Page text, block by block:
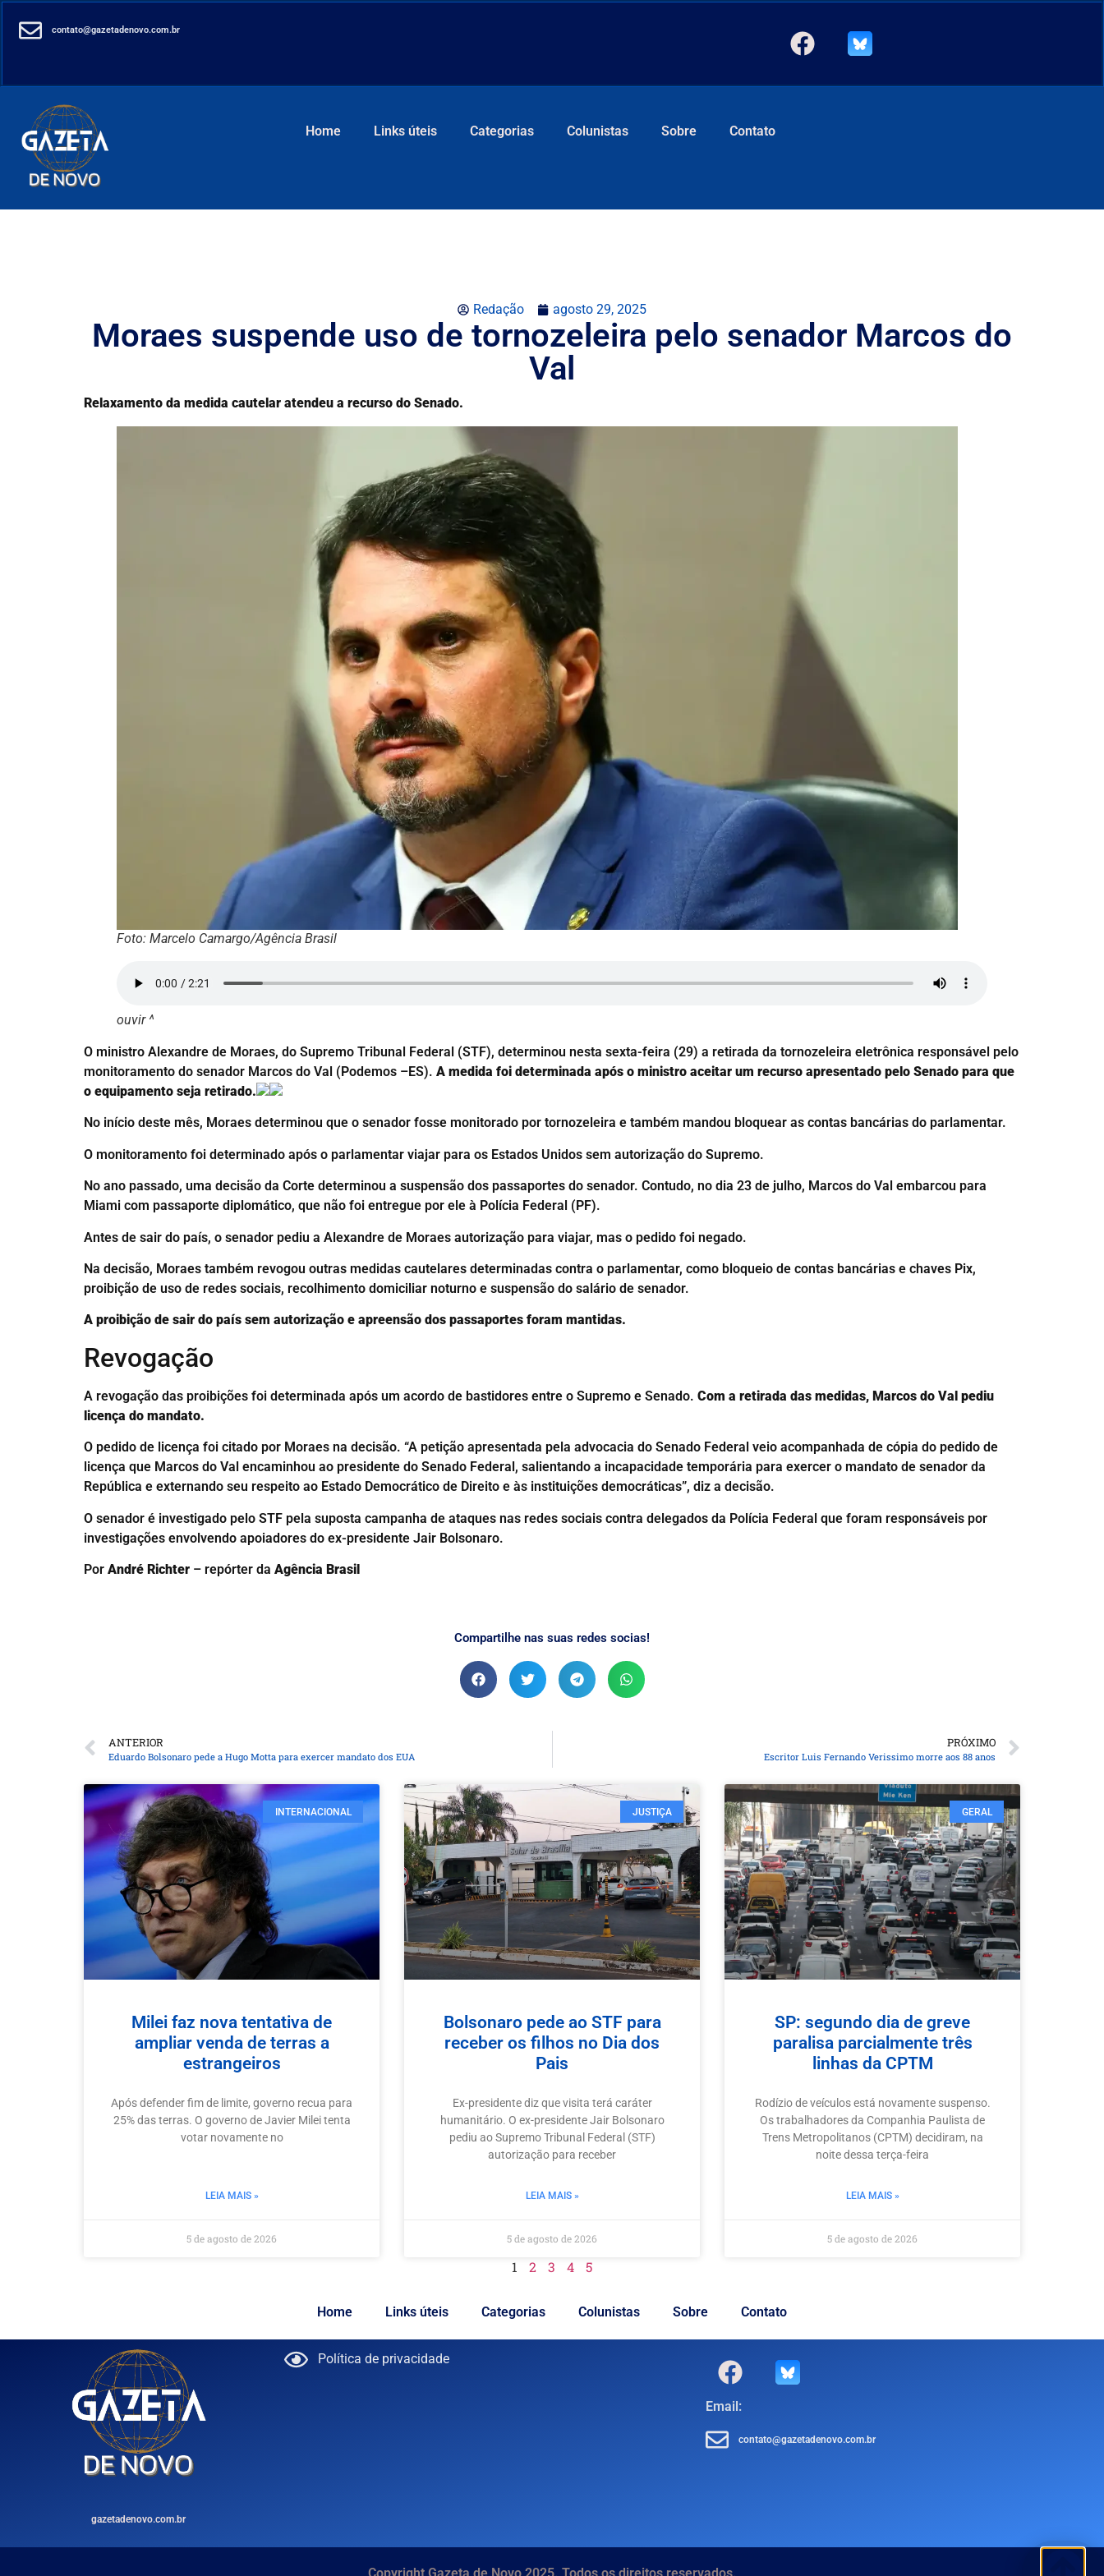
contato@gazetadenovo.com.br
Home Links úteis Categorias Colunistas Sobre Contato
Redação agosto 29, 2025
Moraes suspende uso de tornozeleira pelo senador Marcos do
Val
Relaxamento da medida cautelar atendeu a recurso do Senado.
Foto: Marcelo Camargo/Agência Brasil
ouvir ^
O ministro Alexandre de Moraes, do Supremo Tribunal Federal (STF), determinou nesta sexta-feira (29) a retirada da tornozeleira eletrônica responsável pelo
monitoramento do senador Marcos do Val (Podemos –ES). A medida foi determinada após o ministro aceitar um recurso apresentado pelo Senado para que
o equipamento seja retirado.
No início deste mês, Moraes determinou que o senador fosse monitorado por tornozeleira e também mandou bloquear as contas bancárias do parlamentar.
O monitoramento foi determinado após o parlamentar viajar para os Estados Unidos sem autorização do Supremo.
No ano passado, uma decisão da Corte determinou a suspensão dos passaportes do senador. Contudo, no dia 23 de julho, Marcos do Val embarcou para
Miami com passaporte diplomático, que não foi entregue por ele à Polícia Federal (PF).
Antes de sair do país, o senador pediu a Alexandre de Moraes autorização para viajar, mas o pedido foi negado.
Na decisão, Moraes também revogou outras medidas cautelares determinadas contra o parlamentar, como bloqueio de contas bancárias e chaves Pix,
proibição de uso de redes sociais, recolhimento domiciliar noturno e suspensão do salário de senador.
A proibição de sair do país sem autorização e apreensão dos passaportes foram mantidas.
Revogação
A revogação das proibições foi determinada após um acordo de bastidores entre o Supremo e Senado. Com a retirada das medidas, Marcos do Val pediu
licença do mandato.
O pedido de licença foi citado por Moraes na decisão. “A petição apresentada pela advocacia do Senado Federal veio acompanhada de cópia do pedido de
licença que Marcos do Val encaminhou ao presidente do Senado Federal, salientando a incapacidade temporária para exercer o mandato de senador da
República e externando seu respeito ao Estado Democrático de Direito e às instituições democráticas”, diz a decisão.
O senador é investigado pelo STF pela suposta campanha de ataques nas redes sociais contra delegados da Polícia Federal que foram responsáveis por
investigações envolvendo apoiadores do ex-presidente Jair Bolsonaro.
Por André Richter – repórter da Agência Brasil
Compartilhe nas suas redes socias!
ANTERIOR
Eduardo Bolsonaro pede a Hugo Motta para exercer mandato dos EUA
PRÓXIMO
Escritor Luis Fernando Verissimo morre aos 88 anos
INTERNACIONAL
Milei faz nova tentativa de
ampliar venda de terras a
estrangeiros
Após defender fim de limite, governo recua para
25% das terras. O governo de Javier Milei tenta
votar novamente no
LEIA MAIS »
5 de agosto de 2026
JUSTIÇA
Bolsonaro pede ao STF para
receber os filhos no Dia dos
Pais
Ex-presidente diz que visita terá caráter
humanitário. O ex-presidente Jair Bolsonaro
pediu ao Supremo Tribunal Federal (STF)
autorização para receber
LEIA MAIS »
5 de agosto de 2026
GERAL
SP: segundo dia de greve
paralisa parcialmente três
linhas da CPTM
Rodízio de veículos está novamente suspenso.
Os trabalhadores da Companhia Paulista de
Trens Metropolitanos (CPTM) decidiram, na
noite dessa terça-feira
LEIA MAIS »
5 de agosto de 2026
1 2 3 4 5
Home Links úteis Categorias Colunistas Sobre Contato
gazetadenovo.com.br
Política de privacidade
Email:
contato@gazetadenovo.com.br